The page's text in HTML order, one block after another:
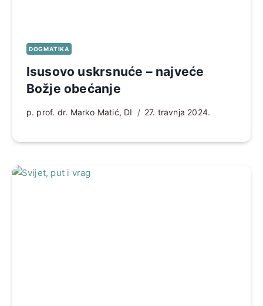
DOGMATIKA
Isusovo uskrsnuće – najveće
Božje obećanje
p. prof. dr. Marko Matić, DI 27. travnja 2024.